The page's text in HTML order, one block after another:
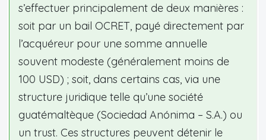
s’effectuer principalement de deux manières :
soit par un bail OCRET, payé directement par
l’acquéreur pour une somme annuelle
souvent modeste (généralement moins de
100 USD) ; soit, dans certains cas, via une
structure juridique telle qu’une société
guatémaltèque (Sociedad Anónima – S.A.) ou
un trust. Ces structures peuvent détenir le